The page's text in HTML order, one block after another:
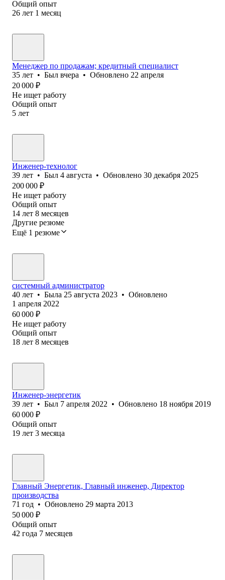
Общий опыт
26 лет 1 месяц
Менеджер по продажам; кредитный специалист
35 лет • Был вчера • Обновлено 22 апреля
20 000 ₽
Не ищет работу
Общий опыт
5 лет
Инженер-технолог
39 лет • Был 4 августа • Обновлено 30 декабря 2025
200 000 ₽
Не ищет работу
Общий опыт
14 лет 8 месяцев
Другие резюме
Ещё 1 резюме
системный администратор
40 лет • Была 25 августа 2023 • Обновлено
1 апреля 2022
60 000 ₽
Не ищет работу
Общий опыт
18 лет 8 месяцев
Инженер-энергетик
39 лет • Был 7 апреля 2022 • Обновлено 18 ноября 2019
60 000 ₽
Общий опыт
19 лет 3 месяца
Главный Энергетик, Главный инженер, Директор
производства
71 год • Обновлено 29 марта 2013
50 000 ₽
Общий опыт
42 года 7 месяцев